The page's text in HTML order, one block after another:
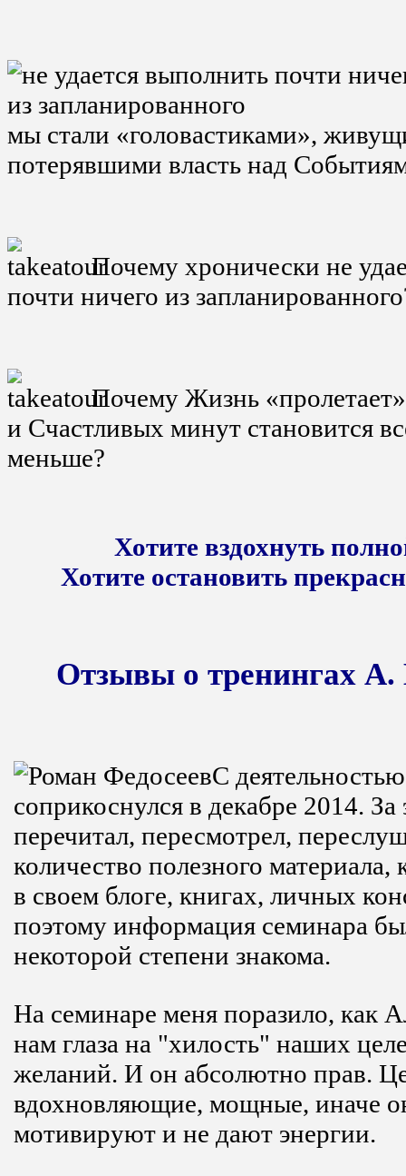
мы стали «головастиками»,
потерявшими власть над
Почему хронически не
почти ничего из
Почему Жизнь
и Счастливых минут становится
меньше?
Хотите вздохнуть
Хотите остановить
Отзывы о тренингах А.
С
соприкоснулся в декабре 2014. За
перечитал, пересмотрел,
количество полезного
в своем блоге, книгах, личных
поэтому информация семинара
некоторой степени знакома.
На семинаре меня поразило, как
нам глаза на "хилость" наших
желаний. И он абсолютно прав.
вдохновляющие, мощные, иначе
мотивируют и не дают энергии.